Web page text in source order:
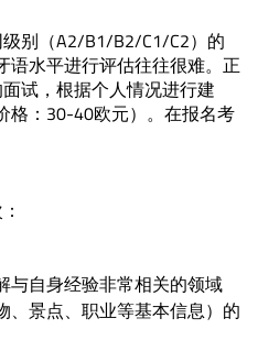
别（A2/B1/B2/C1/C2）的
语水平进行评估往往很难。正
试，根据个人情况进行建
格：30-40欧元）。在报名考
与自身经验非常相关的领域
、景点、职业等基本信息）的